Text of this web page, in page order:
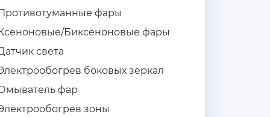
фары
Биксеноновые фары
света
боковых зеркал
фар
зоны